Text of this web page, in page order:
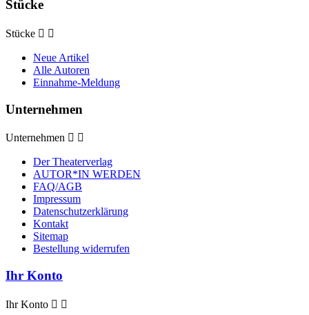
Stücke
Stücke  
Neue Artikel
Alle Autoren
Einnahme-Meldung
Unternehmen
Unternehmen  
Der Theaterverlag
AUTOR*IN WERDEN
FAQ/AGB
Impressum
Datenschutzerklärung
Kontakt
Sitemap
Bestellung widerrufen
Ihr Konto
Ihr Konto  